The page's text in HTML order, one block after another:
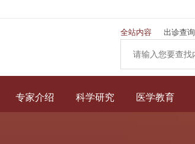
全站内容 出诊查询
专家介绍 科学研究 医学教育